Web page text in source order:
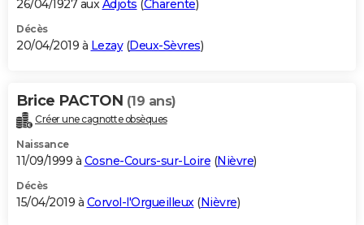
26/04/1927 auxAdjots (Charente)
Décès
20/04/2019 à Lezay(Deux-Sèvres)
Brice PACTON (19 ans)
Créer une cagnotte obsèques
Naissance
11/09/1999 à Cosne-Cours-sur-Loire (Nièvre)
Décès
15/04/2019 à Corvol-l'Orgueilleux(Nièvre)